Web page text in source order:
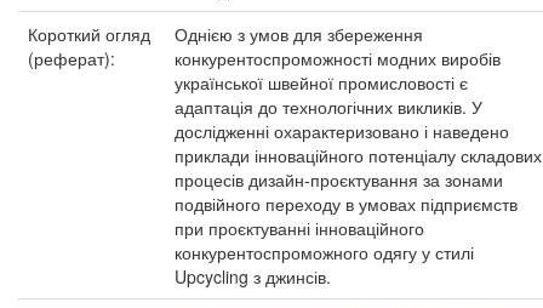
Короткий огляд
(реферат):
Однією з умов для збереження
конкурентоспроможності модних виробів
української швейної промисловості є
адаптація до технологічних викликів. У
дослідженні охарактеризовано і наведено
приклади інноваційного потенціалу складових
процесів дизайн-проєктування за зонами
подвійного переходу в умовах підприємств
при проєктуванні інноваційного
конкурентоспроможного одягу у стилі
Upcycling з джинсів.